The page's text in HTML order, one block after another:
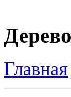
Главная